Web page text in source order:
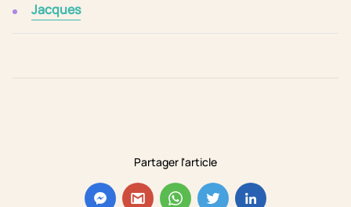
Partager l'article
Jacques